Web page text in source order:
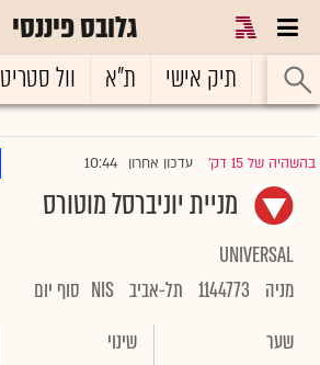
גלובס פיננסי
ראשי תיק אישי ת"א וול סטריט
בהשהיה של 15 דק' |עדכון אחרון 10:44
מניית יוניברסל מוטורס
UNIVERSAL
מניה
1144773 תל-אביב NIS סוף יום
שער
שינוי